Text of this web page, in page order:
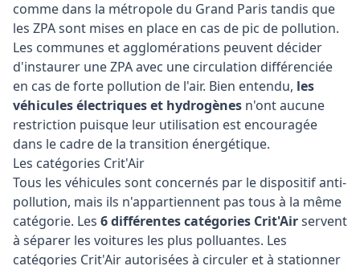
comme dans la métropole du Grand Paris tandis que
les ZPA sont mises en place en cas de pic de pollution.
Les communes et agglomérations peuvent décider
d'instaurer une ZPA avec une circulation différenciée
en cas de forte pollution de l'air. Bien entendu, les
véhicules électriques et hydrogènes n'ont aucune
restriction puisque leur utilisation est encouragée
dans le cadre de la transition énergétique.
Les catégories Crit'Air
Tous les véhicules sont concernés par le dispositif anti-
pollution, mais ils n'appartiennent pas tous à la même
catégorie. Les 6 différentes catégories Crit'Airservent
à séparer les voitures les plus polluantes. Les
catégories Crit'Air autorisées à circuler et à stationner